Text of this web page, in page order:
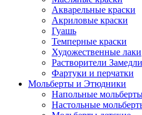
Акварельные краски
Акриловые краски
Гуашь
Темперные краски
Художественные лаки
Растворители
Фартуки и перчатки
Мольберты и Этюдники
Напольные
Настольные